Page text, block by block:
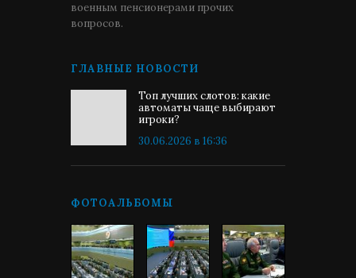
военным пенсионерами прочих
вопросов.
ГЛАВНЫЕ НОВОСТИ
Топ лучших слотов: какие
автоматы чаще выбирают
игроки?
30.06.2026 в 16:36
ФОТОАЛЬБОМЫ